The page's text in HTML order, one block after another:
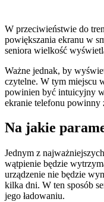
W przeciwieństwie do
powiększania ekranu w
seniora wielkość
Ważne jednak, by
czytelne. W tym miejscu
powinien być intuicyjny
ekranie telefonu powinny
Na jakie
Jednym z
wątpienie będzie
urządzenie nie będzie
kilka dni. W ten sposób
jego ładowaniu.